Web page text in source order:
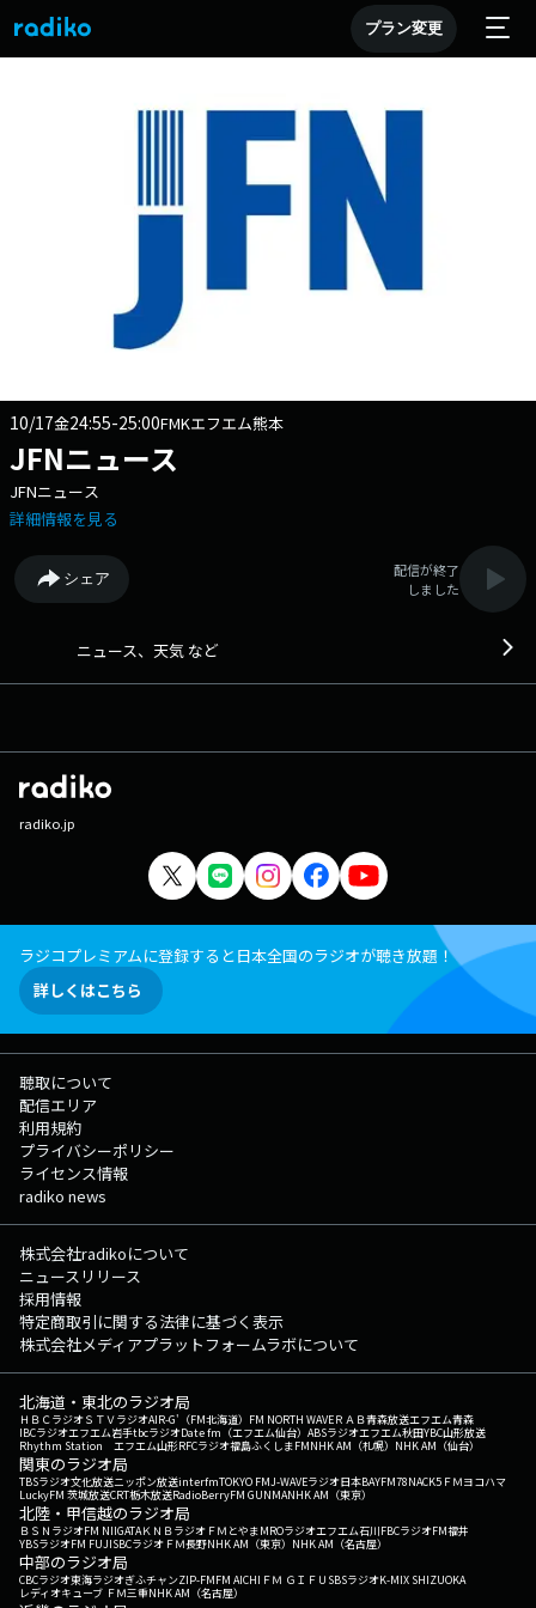
プラン変更
10/17金24:55-25:00FMKエフエム熊本
JFNニュース
JFNニュース
詳細情報を見る
シェア
配信が終了
しました
ニュース、天気 など
radiko.jp
ラジコプレミアムに登録すると日本全国のラジオが聴き放題！
詳しくはこちら
聴取について
配信エリア
利用規約
プライバシーポリシー
ライセンス情報
radiko news
株式会社radikoについて
ニュースリリース
採用情報
特定商取引に関する法律に基づく表示
株式会社メディアプラットフォームラボについて
北海道・東北のラジオ局
ＨＢＣラジオＳＴＶラジオAIR-G'（FM北海道） FM NORTH WAVEＲＡＢ青森放送エフエム青森
IBCラジオエフエム岩手tbcラジオDate fm（エフエム仙台） ABSラジオエフエム秋田YBC山形放送
Rhythm Station エフエム山形RFCラジオ福島ふくしまFMNHK AM（札幌） NHK AM（仙台）
関東のラジオ局
TBSラジオ文化放送ニッポン放送interfmTOKYO FMJ-WAVEラジオ日本BAYFM78NACK5 ＦＭヨコハマ
LuckyFM 茨城放送CRT栃木放送RadioBerryFM GUNMANHK AM（東京）
北陸・甲信越のラジオ局
ＢＳＮラジオFM NIIGATAＫＮＢラジオ ＦＭとやまMROラジオエフエム石川FBCラジオFM福井
YBSラジオFM FUJISBCラジオ ＦＭ長野NHK AM（東京） NHK AM（名古屋）
中部のラジオ局
CBCラジオ東海ラジオぎふチャンZIP-FMFM AICHI ＦＭ ＧＩＦＵ SBSラジオK-MIX SHIZUOKA
レディオキューブ ＦＭ三重NHK AM（名古屋）